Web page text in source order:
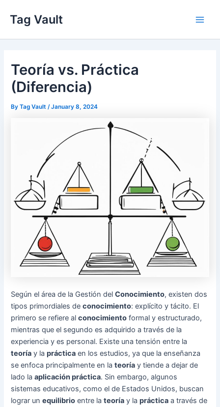
content
Tag Vault
Teoría vs. Práctica
(Diferencia)
ByTag Vault /January 8, 2024
Según el área de la Gestión delConocimiento, existen dos
tipos primordiales deconocimiento: explícito y tácito. El
primero se refiere alconocimiento formal y estructurado,
mientras que el segundo es adquirido a través de la
experiencia y es personal. Existe una tensión entre la
teoría y lapráctica en los estudios, ya que la enseñanza
se enfoca principalmente en lateoría y tiende a dejar de
lado laaplicación práctica. Sin embargo, algunos
sistemas educativos, como el de Estados Unidos, buscan
lograr unequilibrio entre lateoría y lapráctica a través de